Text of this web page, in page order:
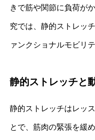
きで筋や関節に負荷が
究では、静的ストレッ
ァンクショナルモビリ
静的ストレッチと
静的ストレッチはレッ
とで、筋肉の緊張を緩